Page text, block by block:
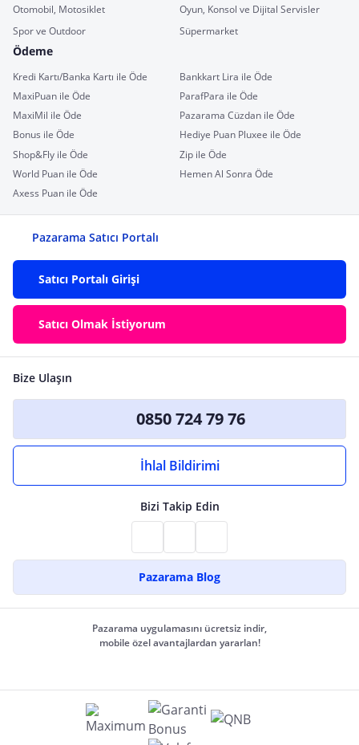
Otomobil, Motosiklet
Oyun, Konsol ve Dijital Servisler
Spor ve Outdoor
Süpermarket
Ödeme
Kredi Kartı/Banka Kartı ile Öde
Bankkart Lira ile Öde
MaxiPuan ile Öde
ParafPara ile Öde
MaxiMil ile Öde
Pazarama Cüzdan ile Öde
Bonus ile Öde
Hediye Puan Pluxee ile Öde
Shop&Fly ile Öde
Zip ile Öde
World Puan ile Öde
Hemen Al Sonra Öde
Axess Puan ile Öde
Pazarama Satıcı Portalı
Satıcı Portalı Girişi
Satıcı Olmak İstiyorum
Bize Ulaşın
0850 724 79 76
İhlal Bildirimi
Bizi Takip Edin
Pazarama Blog
Pazarama uygulamasını ücretsiz indir,
mobile özel avantajlardan yararlan!